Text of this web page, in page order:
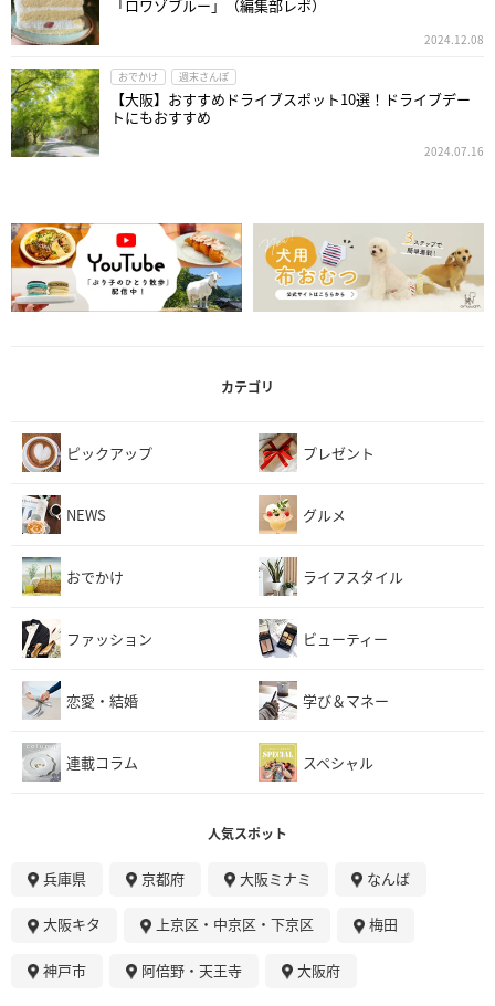
「ロワゾブルー」（編集部レポ）
2024.12.08
おでかけ 週末さんぽ
【大阪】おすすめドライブスポット10選！ドライブデー
トにもおすすめ
2024.07.16
カテゴリ
ピックアップ プレゼント
NEWS グルメ
おでかけ ライフスタイル
ファッション ビューティー
恋愛・結婚 学び＆マネー
連載コラム スペシャル
人気スポット
兵庫県 京都府 大阪ミナミ なんば
大阪キタ 上京区・中京区・下京区 梅田
神戸市 阿倍野・天王寺 大阪府